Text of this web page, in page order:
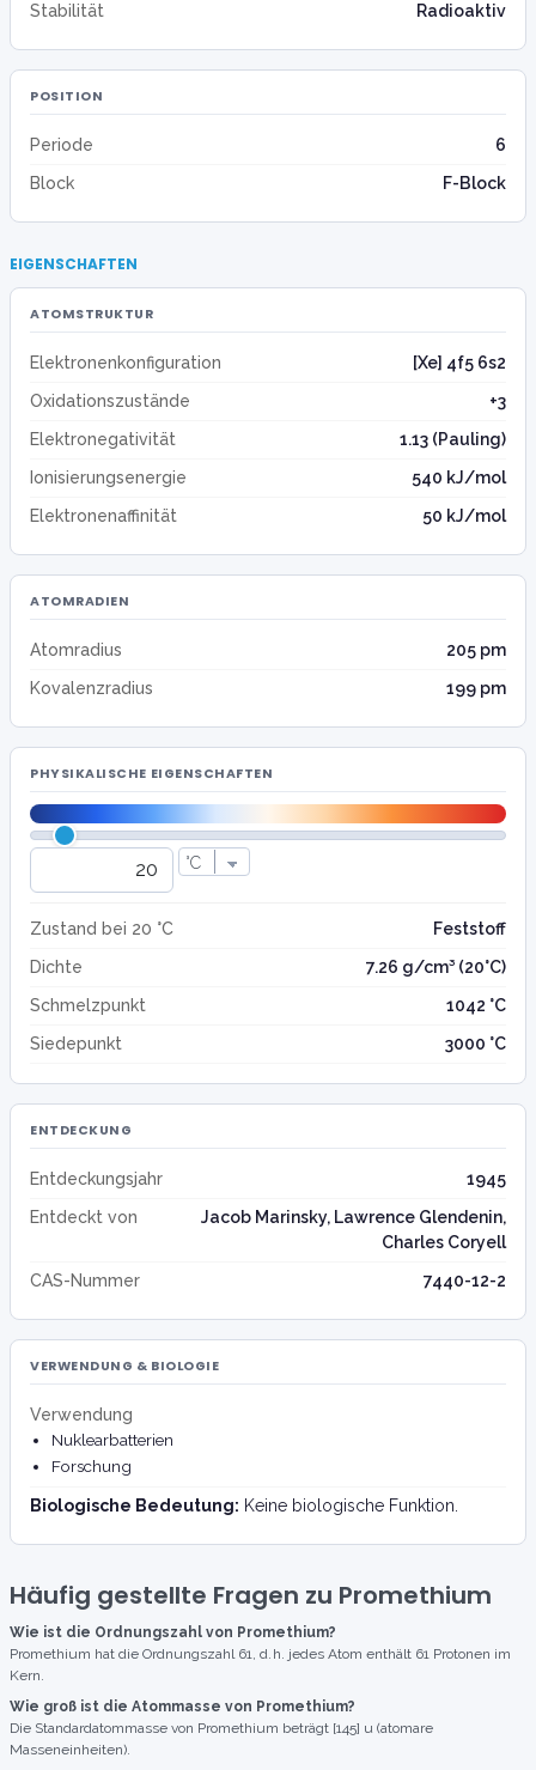
Stabilität
Radioaktiv
POSITION
Periode
6
Block
F-Block
EIGENSCHAFTEN
ATOMSTRUKTUR
Elektronenkonfiguration
[Xe] 4f5 6s2
Oxidationszustände
+3
Elektronegativität
1.13 (Pauling)
Ionisierungsenergie
540 kJ/mol
Elektronenaffinität
50 kJ/mol
ATOMRADIEN
Atomradius
205 pm
Kovalenzradius
199 pm
PHYSIKALISCHE EIGENSCHAFTEN
Zustand bei 20 °C
Feststoff
Dichte
7.26 g/cm³ (20°C)
Schmelzpunkt
1042 °C
Siedepunkt
3000 °C
ENTDECKUNG
Entdeckungsjahr
1945
Entdeckt von
Jacob Marinsky, Lawrence Glendenin,
Charles Coryell
CAS-Nummer
7440-12-2
VERWENDUNG & BIOLOGIE
Verwendung
Nuklearbatterien
Forschung
Biologische Bedeutung: Keine biologische Funktion.
Häufig gestellte Fragen zu Promethium
Wie ist die Ordnungszahl von Promethium?
Promethium hat die Ordnungszahl 61, d. h. jedes Atom enthält 61 Protonen im
Kern.
Wie groß ist die Atommasse von Promethium?
Die Standardatommasse von Promethium beträgt [145] u (atomare
Masseneinheiten).